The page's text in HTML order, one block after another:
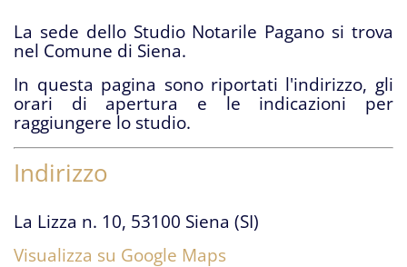
La sede dello Studio Notarile Pagano si trova
nel Comune di Siena.
In questa pagina sono riportati l'indirizzo, gli
orari di apertura e le indicazioni per
raggiungere lo studio.
Indirizzo
La Lizza n. 10, 53100 Siena (SI)
Visualizza su Google Maps